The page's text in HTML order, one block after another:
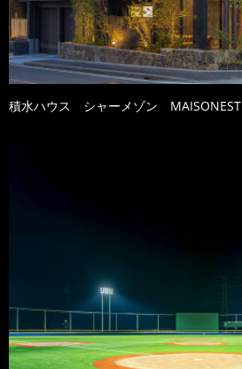
積水ハウス シャーメゾン MAISONEST